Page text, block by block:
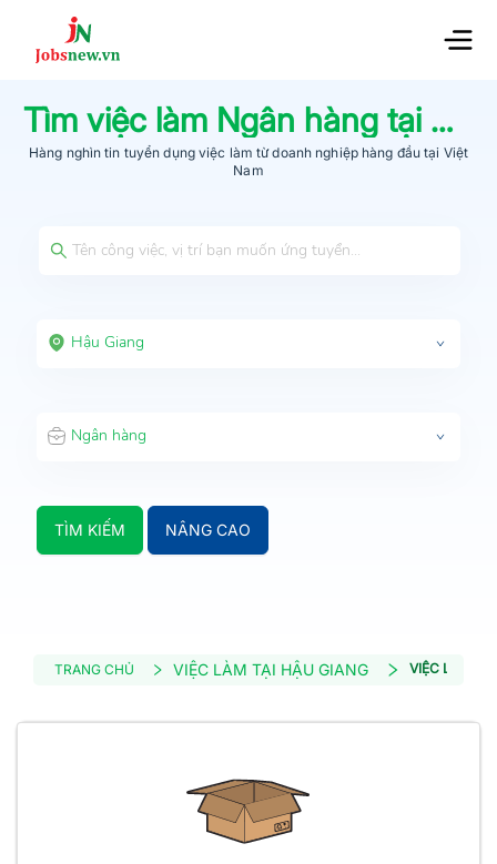
Tìm việc làm Ngân hàng tại
Hàng nghìn tin tuyển dụng việc làm từdoanh nghiệp hàng đầu tại Việt
Nam
Hậu Giang
Ngân hàng
TÌM KIẾM NÂNG CAO
TRANG CHỦ VIỆC LÀM TẠI HẬU GIANG VIỆC LÀM